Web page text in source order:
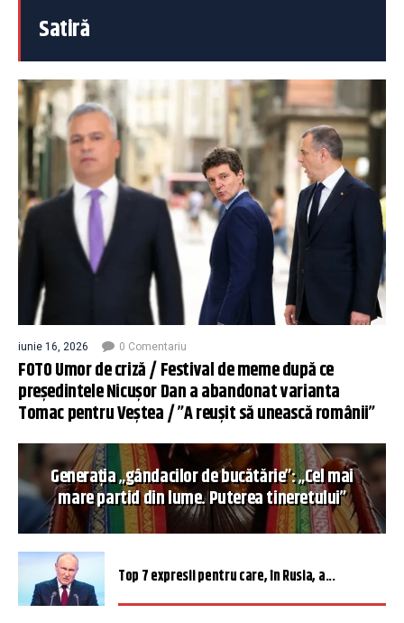
Satiră
iunie 16, 2026 0 Comentariu
FOTO Umor de criză / Festival de meme după ce
președintele Nicușor Dan a abandonat varianta
Tomac pentru Veștea / ”A reușit să unească românii”
Generația „gândacilor de bucătărie”: „Cel mai
mare partid din lume. Puterea tineretului”
Top 7 expresii pentru care, în Rusia, a...